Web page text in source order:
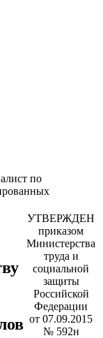
по
УТВЕРЖДЕН
приказом
Министерства
труда и
социальной
защиты
Российской
Федерации
от 07.09.2015
№ 592н